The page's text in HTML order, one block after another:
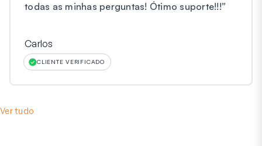
todas as minhas perguntas! Ótimo suporte!!!”
Carlos
CLIENTE VERIFICADO
Ver tudo